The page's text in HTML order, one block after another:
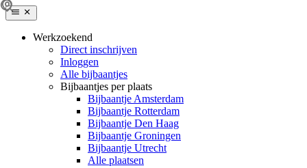
Werkzoekend
Direct inschrijven
Inloggen
Alle bijbaantjes
Bijbaantjes per plaats
Bijbaantje Amsterdam
Bijbaantje Rotterdam
Bijbaantje Den Haag
Bijbaantje Groningen
Bijbaantje Utrecht
Alle plaatsen